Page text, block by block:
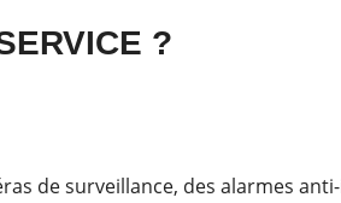
?
de surveillance, des alarmes